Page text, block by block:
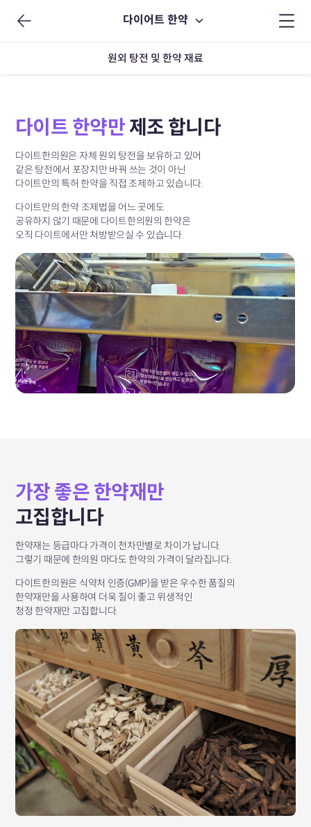
다이어트 한약
원외 탕전 및 한약 재료
다이트 한약만 제조 합니다
다이트한의원은 자체 원외 탕전을 보유하고 있어
같은 탕전에서 포장지만 바꿔 쓰는 것이 아닌
다이트만의 특허 한약을 직접 조제하고 있습니다.
다이트만의 한약 조제법을 어느 곳에도
공유하지 않기 때문에 다이트한의원의 한약은
오직 다이트에서만처방받으실 수 있습니다.
가장 좋은 한약재만
고집합니다
한약재는 등급마다 가격이 천차만별로 차이가 납니다.
그렇기 때문에 한의원 마다도 한약의 가격이 달라집니다.
다이트한의원은 식약처 인증(GMP)을 받은 우수한 품질의
한약재만을 사용하여 더욱 질이 좋고 위생적인
청정 한약재만 고집합니다.